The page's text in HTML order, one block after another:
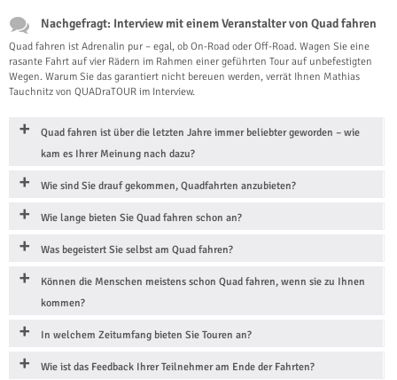
Nachgefragt: Interview mit einem Veranstalter von Quad fahren
Quad fahren ist Adrenalin pur – egal, ob On-Road oder Off-Road. Wagen Sie eine
rasante Fahrt auf vier Rädern im Rahmen einer geführten Tour auf unbefestigten
Wegen. Warum Sie das garantiert nicht bereuen werden, verrät Ihnen Mathias
Tauchnitz von QUADraTOUR im Interview.
Quad fahren ist über die letzten Jahre immer beliebter geworden – wie
kam es Ihrer Meinung nach dazu?
Wie sind Sie drauf gekommen, Quadfahrten anzubieten?
Wie lange bieten Sie Quad fahren schon an?
Was begeistert Sie selbst am Quad fahren?
Können die Menschen meistens schon Quad fahren, wenn sie zu Ihnen
kommen?
In welchem Zeitumfang bieten Sie Touren an?
Wie ist das Feedback Ihrer Teilnehmer am Ende der Fahrten?